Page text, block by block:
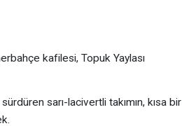
kafilesi, Topuk Yaylası
sarı-lacivertli takımın, kısa bir